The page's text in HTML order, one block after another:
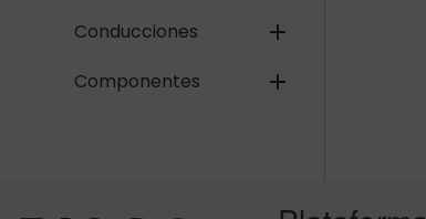
Conducciones
add
Componentes add